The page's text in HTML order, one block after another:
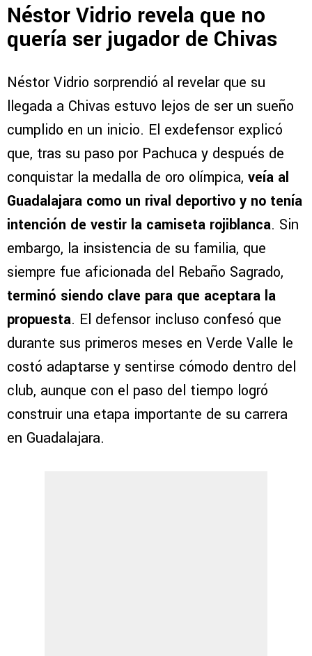
Néstor Vidrio revela que no
quería ser jugador de Chivas
Néstor Vidrio sorprendió al revelar que su
llegada a Chivas estuvo lejos de ser un sueño
cumplido en un inicio. El exdefensor explicó
que, tras su paso por Pachuca y después de
conquistar la medalla de oro olímpica, veía al
Guadalajara como un rival deportivo y no tenía
intención de vestir la camiseta rojiblanca. Sin
embargo, la insistencia de su familia, que
siempre fue aficionada del Rebaño Sagrado,
terminó siendo clave para que aceptara la
propuesta. El defensor incluso confesó que
durante sus primeros meses en Verde Valle le
costó adaptarse y sentirse cómodo dentro del
club, aunque con el paso del tiempo logró
construir una etapa importante de su carrera
en Guadalajara.